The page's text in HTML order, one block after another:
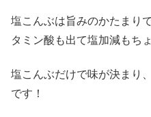
塩こんぶは旨みのかたまり
タミン酸も出て塩加減もち
塩こんぶだけで味が決まり
です！